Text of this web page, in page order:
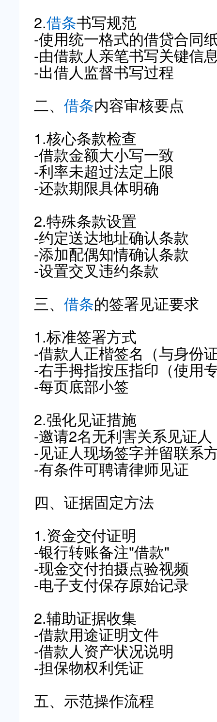
2.借条书写规范
-使用统一格式的借贷合同
-由借款人亲笔书写关键信
-出借人监督书写过程
二、 借条内容审核要点
1.核心条款检查
-借款金额大小写一致
-利率未超过法定上限
-还款期限具体明确
2.特殊条款设置
-约定送达地址确认条款
-添加配偶知情确认条款
-设置交叉违约条款
三、 借条的签署见证要求
1.标准签署方式
-借款人正楷签名（与身份
-右手拇指按压指印（使用
-每页底部小签
2.强化见证措施
-邀请2名无利害关系见证人
-见证人现场签字并留联系
-有条件可聘请律师见证
四、证据固定方法
1.资金交付证明
-银行转账备注"借款"
-现金交付拍摄点验视频
-电子支付保存原始记录
2.辅助证据收集
-借款用途证明文件
-借款人资产状况说明
-担保物权利凭证
五、示范操作流程